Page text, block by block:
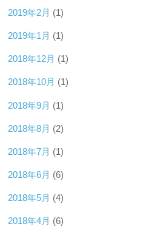
2019年2月 (1)
2019年1月 (1)
2018年12月 (1)
2018年10月 (1)
2018年9月 (1)
2018年8月 (2)
2018年7月 (1)
2018年6月 (6)
2018年5月 (4)
2018年4月 (6)